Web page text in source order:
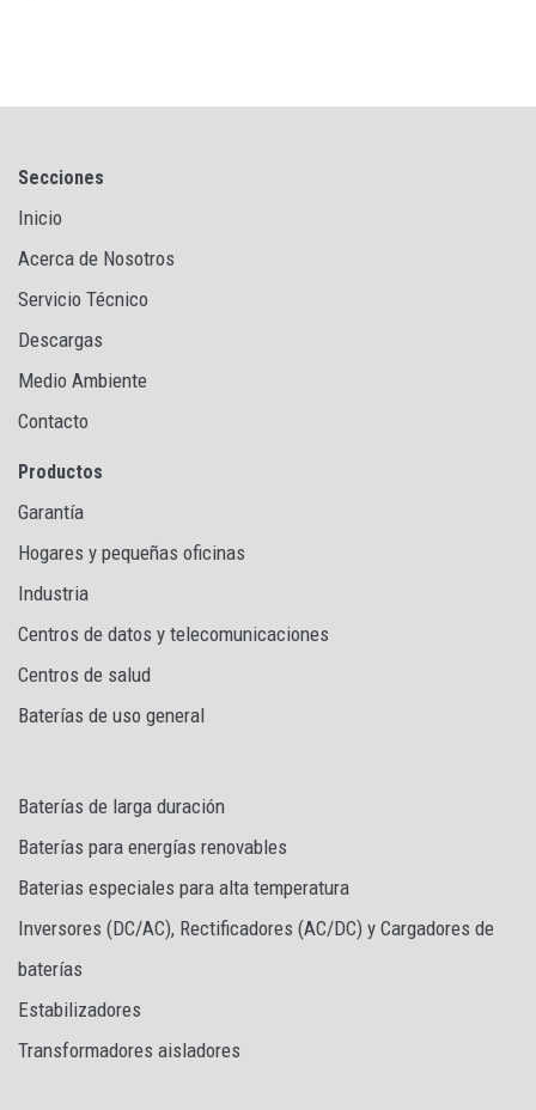
Secciones
Inicio
Acerca de Nosotros
Servicio Técnico
Descargas
Medio Ambiente
Contacto
Productos
Garantía
Hogares y pequeñas oficinas
Industria
Centros de datos y telecomunicaciones
Centros de salud
Baterías de uso general
Baterías de larga duración
Baterías para energías renovables
Baterias especiales para alta temperatura
Inversores (DC/AC), Rectificadores (AC/DC) y Cargadores de
baterías
Estabilizadores
Transformadores aisladores